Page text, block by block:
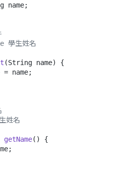
name;
學生姓名
(String name)
{
= name;
姓名
getName()
{